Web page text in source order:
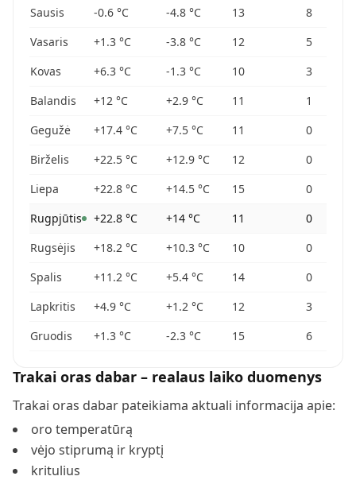
Sausis -0.6 °C -4.8 °C 13
8
Vasaris
+1.3 °C -3.8 °C 12
5
Kovas
+6.3 °C -1.3 °C 10
3
Balandis
+12 °C +2.9 °C 11
1
Gegužė
+17.4 °C +7.5 °C 11
0
Birželis
+22.5 °C +12.9 °C 12
0
Liepa
+22.8 °C +14.5 °C 15
0
Rugpjūtis
+22.8 °C +14 °C 11
0
Rugsėjis
+18.2 °C +10.3 °C 10
0
Spalis
+11.2 °C +5.4 °C 14
0
Lapkritis
+4.9 °C +1.2 °C 12
3
Gruodis
+1.3 °C -2.3 °C 15 6
Trakai oras dabar – realaus laiko duomenys
Trakai oras dabar pateikiama aktuali informacija apie:
oro temperatūrą
vėjo stiprumą ir kryptį
kritulius